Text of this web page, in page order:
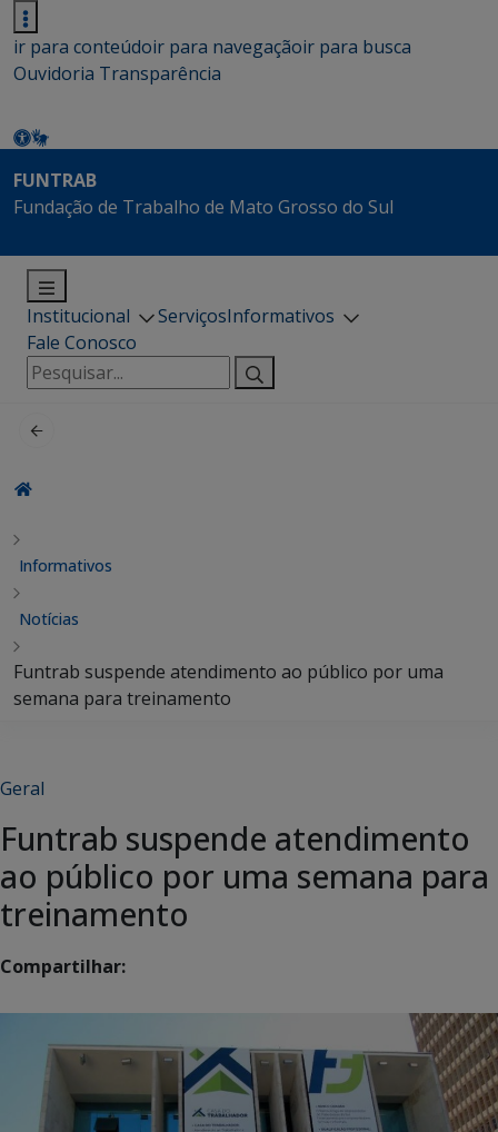
ir para conteúdoir para navegaçãoir para busca
Ouvidoria Transparência
FUNTRAB
Fundação de Trabalho de Mato Grosso do Sul
Institucional ServiçosInformativos
Fale Conosco
Pesquisar
por:
Informativos
Notícias
Funtrab suspende atendimento ao público por uma
semana para treinamento
Geral
Funtrab suspende atendimento
ao público por uma semana para
treinamento
Compartilhar: